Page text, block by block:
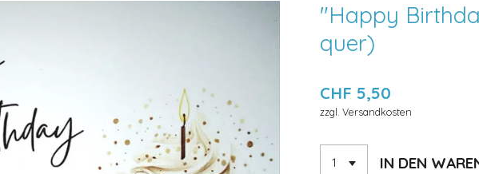
"Happy
quer)
CHF 5,50
zzgl. Versandkosten
IN DEN